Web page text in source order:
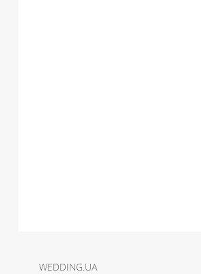
WEDDING.UA